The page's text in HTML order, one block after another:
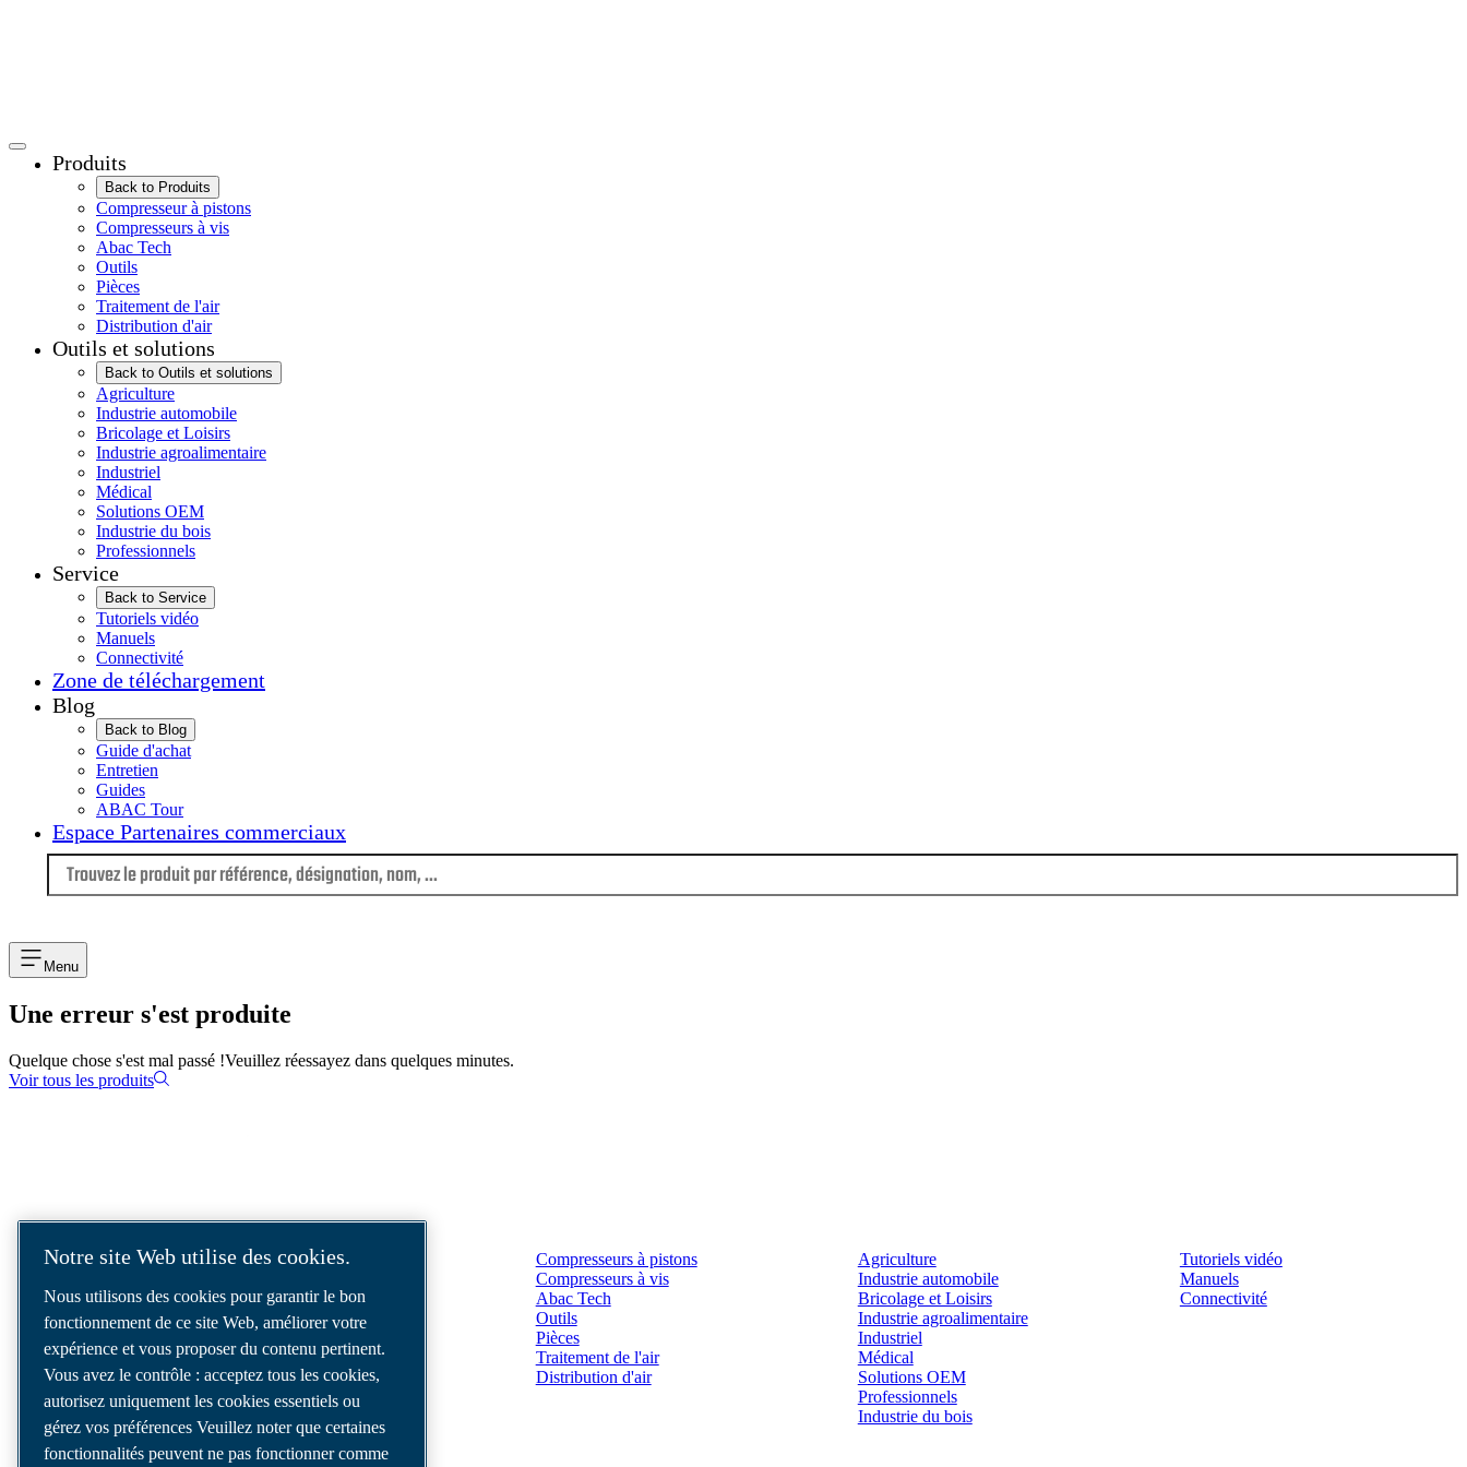
Produits
Back to Produits
Compresseur à pistons
Compresseurs à vis
Abac Tech
Outils
Pièces
Traitement de l'air
Distribution d'air
Outils et solutions
Back to Outils et solutions
Agriculture
Industrie automobile
Bricolage et Loisirs
Industrie agroalimentaire
Industriel
Médical
Solutions OEM
Industrie du bois
Professionnels
Service
Back to Service
Tutoriels vidéo
Manuels
Connectivité
Zone de téléchargement
Blog
Back to Blog
Guide d'achat
Entretien
Guides
ABAC Tour
Espace Partenaires commerciaux
Menu
Une erreur s'est produite
Quelque chose s'est mal passé !Veuillez réessayez dans quelques minutes.
Voir tous les produits
Nous sommes un leader des solutions d’air
comprimé, offrant les meilleurs
compresseurs, outils et systèmes de
distribution d’air pour répondre à vos besoins
les plus exigeants.
Compresseurs à pistons
Compresseurs à vis
Abac Tech
Outils
Pièces
Traitement de l'air
Distribution d'air
Agriculture
Industrie automobile
Bricolage et Loisirs
Industrie agroalimentaire
Industriel
Médical
Solutions OEM
Professionnels
Industrie du bois
Tutoriels vidéo
Manuels
Connectivité
Notre site Web utilise des cookies.
Nous utilisons des cookies pour garantir le bon
fonctionnement de ce site Web, améliorer votre
expérience et vous proposer du contenu pertinent.
Vous avez le contrôle : acceptez tous les cookies,
autorisez uniquement les cookies essentiels ou
gérez vos préférences Veuillez noter que certaines
fonctionnalités peuvent ne pas fonctionner comme